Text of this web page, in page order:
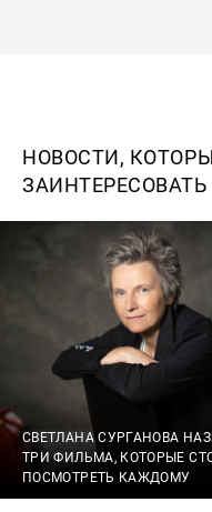
НОВОСТИ,
ЗАИНТЕРЕСОВАТЬ
СВЕТЛАНА СУРГАНОВА
ТРИ ФИЛЬМА, КОТОРЫЕ
ПОСМОТРЕТЬ КАЖДОМУ